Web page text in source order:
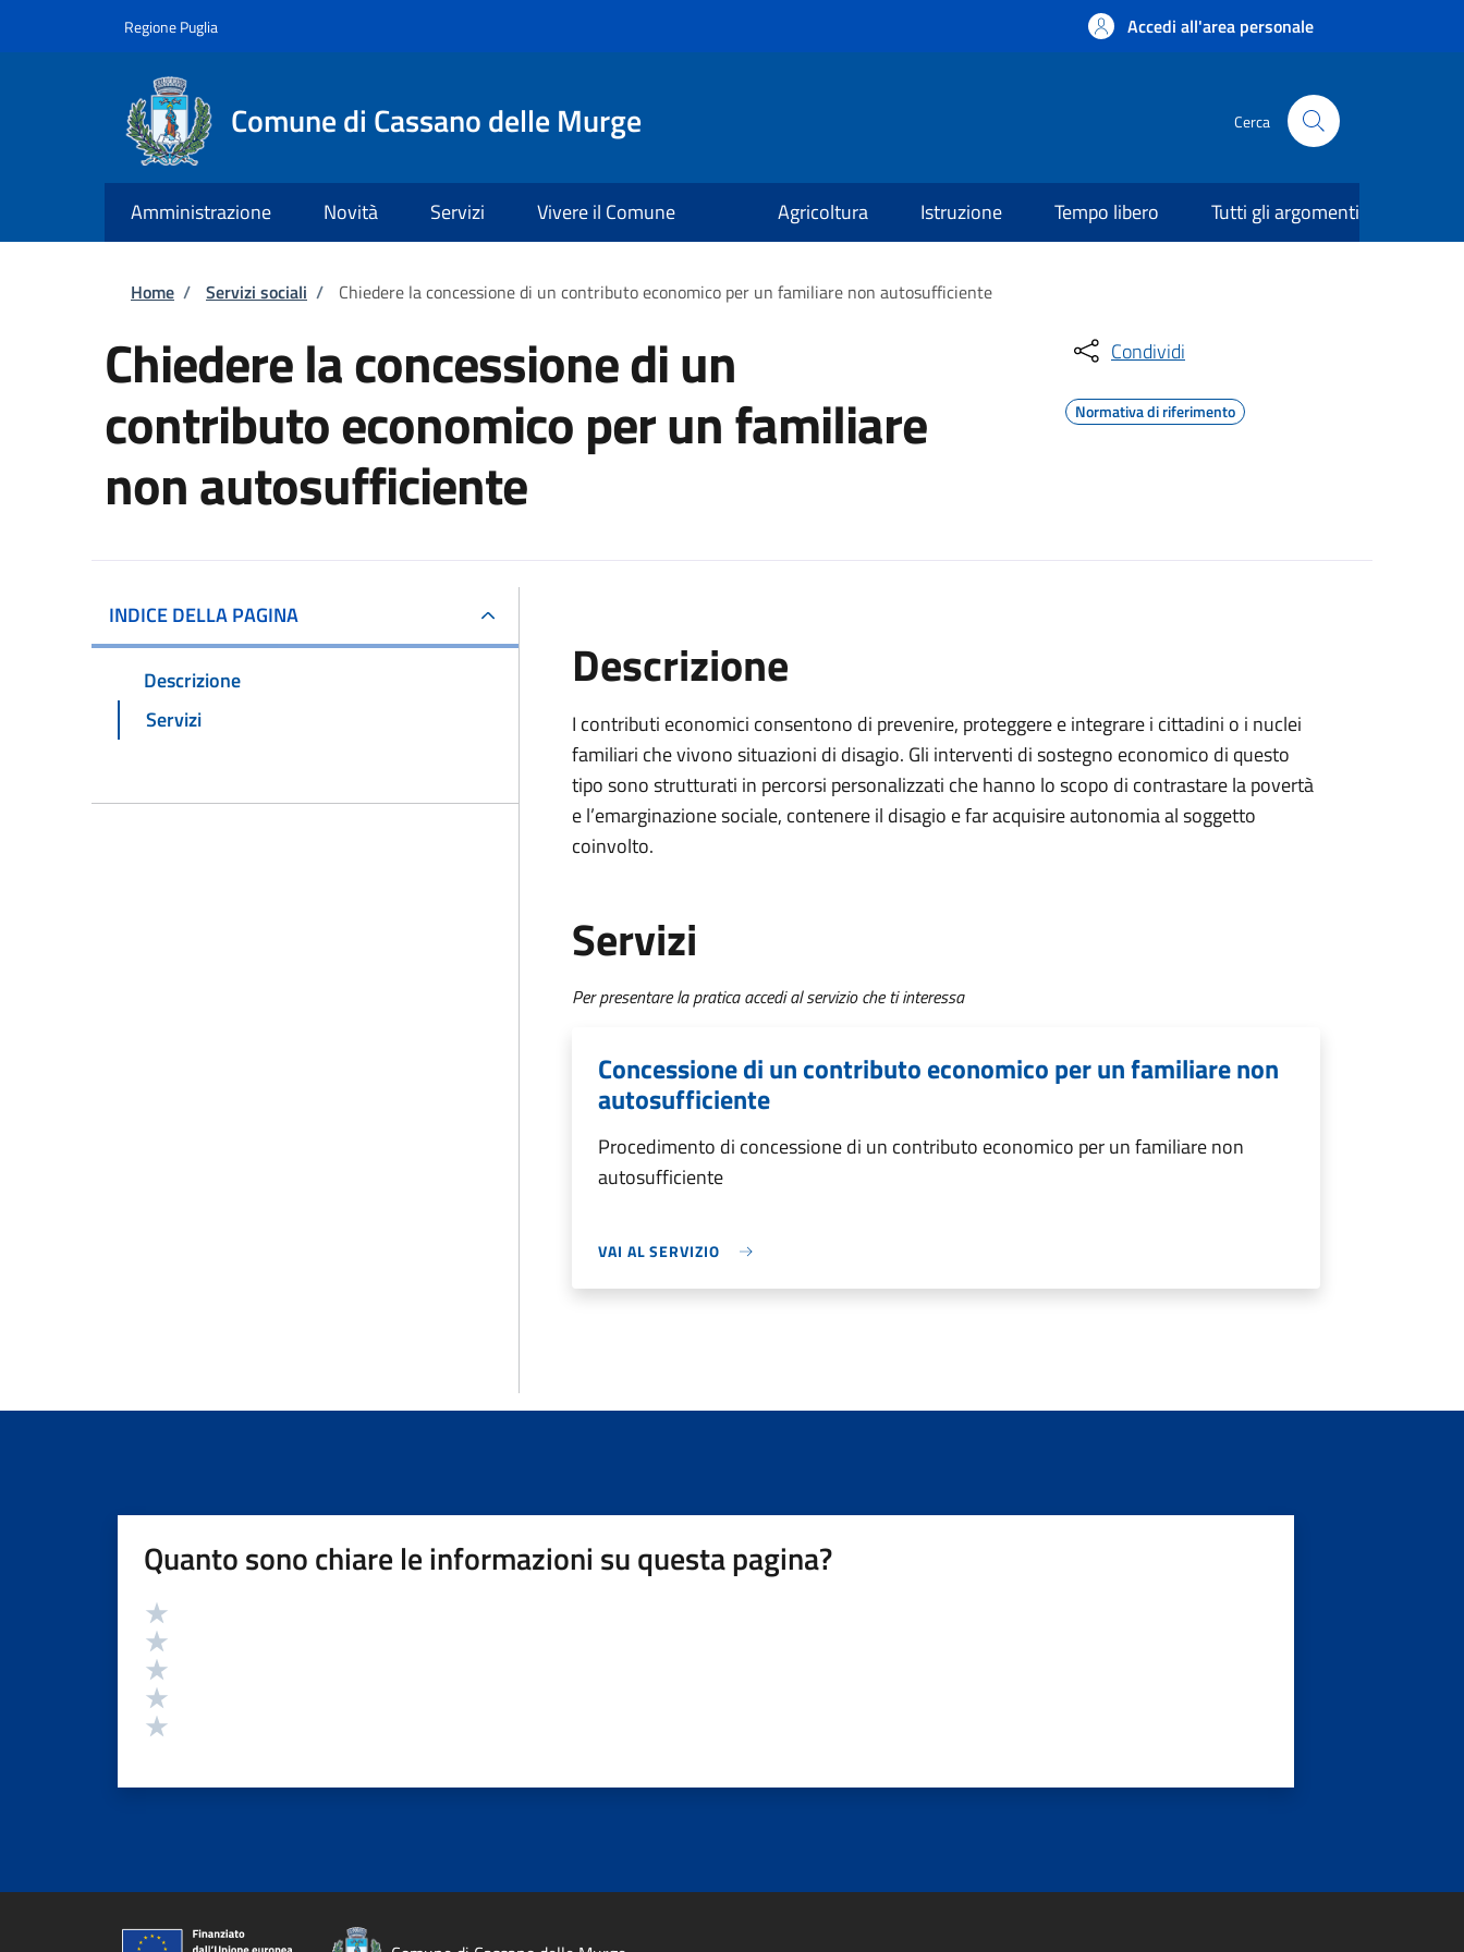
Regione Puglia Accedi all'area personale
Comune di Cassano delle Murge Cerca
Amministrazione Novità Servizi Vivere il Comune Agricoltura Istruzione Tempo libero Tutti gli argomenti
Briciole di pane
Home / Servizi sociali / Chiedere la concessione di un contributo economico per un familiare non autosufficiente
Chiedere la concessione di un
contributo economico per un familiare
non autosufficiente
Condividi
Normativa di riferimento
INDICE DELLA PAGINA
Descrizione
Servizi
Descrizione
I contributi economici consentono di prevenire, proteggere e integrare i cittadini o i nuclei
familiari che vivono situazioni di disagio. Gli interventi di sostegno economico di questo
tipo sono strutturati in percorsi personalizzati che hanno lo scopo di contrastare la povertà
e l’emarginazione sociale, contenere il disagio e far acquisire autonomia al soggetto
coinvolto.
Servizi
Per presentare la pratica accedi al servizio che ti interessa
Concessione di un contributo economico per un familiare non
autosufficiente
Procedimento di concessione di un contributo economico per un familiare non
autosufficiente
VAI AL SERVIZIO
Quanto sono chiare le informazioni su questa pagina?
Valutazione